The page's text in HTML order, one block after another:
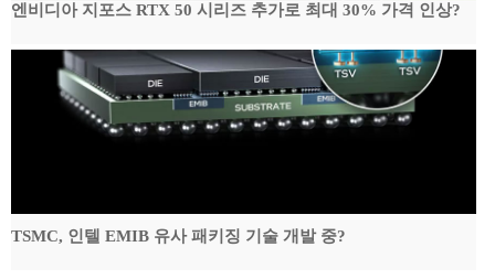
엔비디아 지포스 RTX 50 시리즈 추가로 최대 30% 가격 인상?
TSMC, 인텔 EMIB 유사 패키징 기술 개발 중?